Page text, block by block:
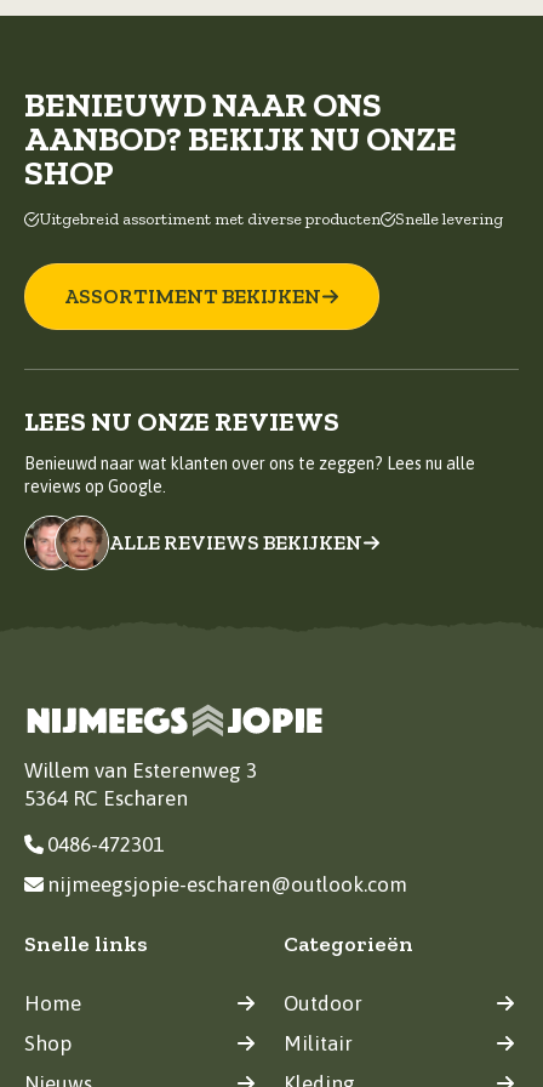
BENIEUWD NAAR ONS
AANBOD? BEKIJK NU ONZE
SHOP
Uitgebreid assortiment met diverse producten Snelle levering
ASSORTIMENT BEKIJKEN
LEES NU ONZE REVIEWS
Benieuwd naar wat klanten over ons te zeggen? Lees nu alle
reviews op Google.
ALLE REVIEWS BEKIJKEN
Willem van Esterenweg 3
5364 RC Escharen
0486-472301
nijmeegsjopie-escharen@outlook.com
Snelle links
Home
Shop
Categorieën
Outdoor
Militair